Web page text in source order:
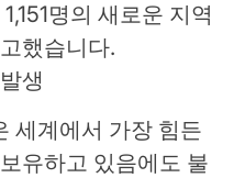
명의 새로운 지역
했습니다.
생
세계에서 가장 힘든
유하고 있음에도 불